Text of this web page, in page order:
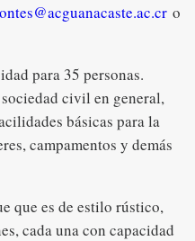
o
para 35 personas.
civil en general,
básicas para la
campamentos y demás
que es de estilo rústico,
cada una con capacidad